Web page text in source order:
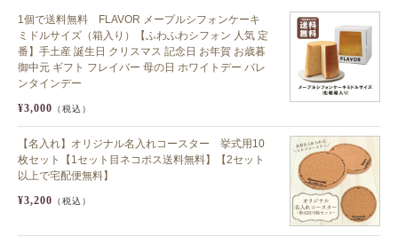
1個で送料無料 FLAVOR メープルシフォンケーキ
ミドルサイズ（箱入り）【ふわふわシフォン 人気 定
番】手土産 誕生日 クリスマス 記念日 お年賀 お歳暮
御中元 ギフト フレイバー 母の日 ホワイトデー バレ
ンタインデー
¥3,000 （税込）
【名入れ】オリジナル名入れコースター 挙式用10
枚セット【1セット目ネコポス送料無料】【2セット
以上で宅配便無料】
¥3,200 （税込）